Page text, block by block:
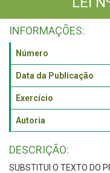
INFORMAÇÕES:
Número
Data da Publicação
Exercício
Autoria
DESCRIÇÃO:
SUBSTITUI O TEXTO DO